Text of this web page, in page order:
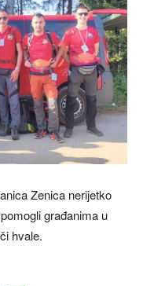
Zenica nerijetko
građanima u
hvale.